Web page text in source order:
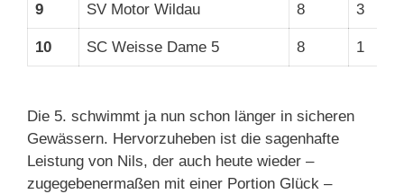
9 SV Motor Wildau 8 3
10 SC Weisse Dame 5 8 1
Die 5. schwimmt ja nun schon länger in sicheren
Gewässern. Hervorzuheben ist die sagenhafte
Leistung von Nils, der auch heute wieder –
zugegebenermaßen mit einer Portion Glück –